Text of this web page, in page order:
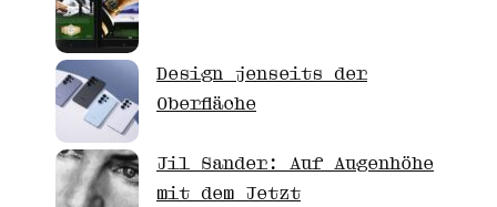
Design jenseits der
Oberfläche
Jil Sander: Auf Augenhöhe
mit dem Jetzt